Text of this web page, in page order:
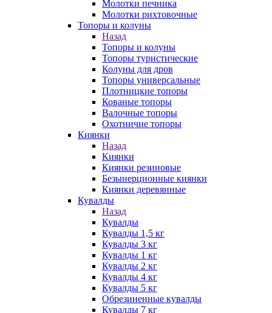
Молотки печника
Молотки рихтовочные
Топоры и колуны
Назад
Топоры и колуны
Топоры туристические
Колуны для дров
Топоры универсальные
Плотницкие топоры
Кованые топоры
Валочные топоры
Охотничие топоры
Киянки
Назад
Киянки
Киянки резиновые
Безынерционные киянки
Киянки деревянные
Кувалды
Назад
Кувалды
Кувалды 1,5 кг
Кувалды 3 кг
Кувалды 1 кг
Кувалды 2 кг
Кувалды 4 кг
Кувалды 5 кг
Обрезиненные кувалды
Кувалды 7 кг